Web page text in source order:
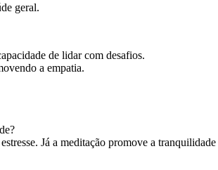
geral.
de lidar com desafios.
a empatia.
Já a meditação promove a tranquilidade